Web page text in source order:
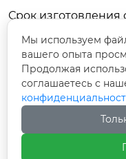
Срок
составляет 30-45
утверждения
Доставка морским
Дальнего Востока
еще 25-35 дней.
добавляет 7-14
срок получения
Мы используем
вашего опыта
Продолжая
соглашаетесь с